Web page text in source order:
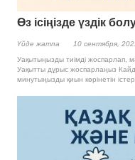
Өз ісіңізде үздік
Үйде жатпа
10 сентября,
Уақытыңызды тиімді жоспарлап,
Уақытты дұрыс жоспарлаңыз
минутыңызды қиын көрінетін